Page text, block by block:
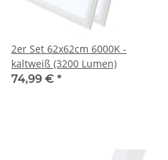
2er Set 62x62cm 6000K -
kaltweiß (3200 Lumen)
74,99 € *